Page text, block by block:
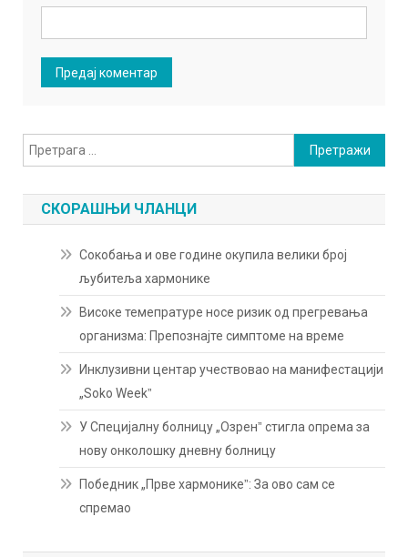
Претрага
за:
СКОРАШЊИ ЧЛАНЦИ
Сокобања и ове године окупила велики број
љубитеља хармонике
Високе темепратуре носе ризик од прегревања
организма: Препознајте симптоме на време
Инклузивни центар учествовао на манифестацији
„Soko Weekˮ
У Специјалну болницу „Озренˮ стигла опрема за
нову онколошку дневну болницу
Победник „Прве хармоникеˮ: За ово сам се
спремао